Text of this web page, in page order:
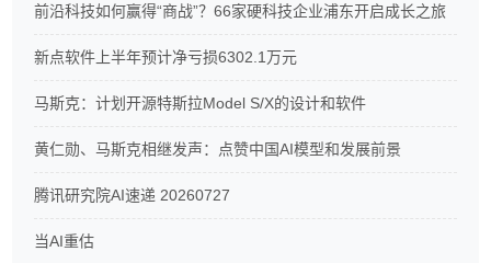
前沿科技如何赢得“商战”？66家硬科技企业浦东开启成长之旅
新点软件上半年预计净亏损6302.1万元
马斯克：计划开源特斯拉Model S/X的设计和软件
黄仁勋、马斯克相继发声：点赞中国AI模型和发展前景
腾讯研究院AI速递 20260727
当AI重估